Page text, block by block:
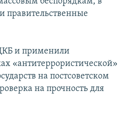
правительственные
и применили
«антитеррористической»
на постсоветском
на прочность для